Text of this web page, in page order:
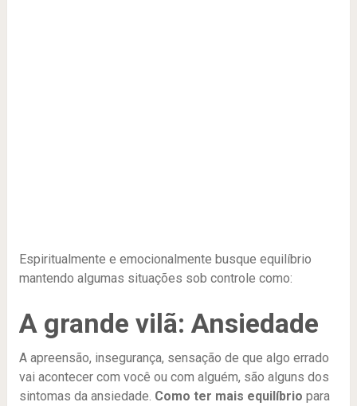
Espiritualmente e emocionalmente busque equilíbrio
mantendo algumas situações sob controle como:
A grande vilã: Ansiedade
A apreensão, insegurança, sensação de que algo errado
vai acontecer com você ou com alguém, são alguns dos
sintomas da ansiedade. Como ter mais equilíbrio para